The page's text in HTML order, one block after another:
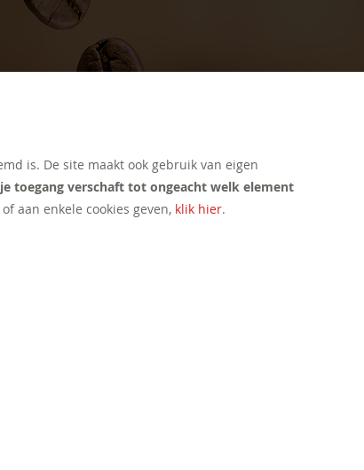
is. De site maakt ook gebruik van eigen
toegang verschaft tot ongeacht welk element
aan enkele cookies geven, klik hier.